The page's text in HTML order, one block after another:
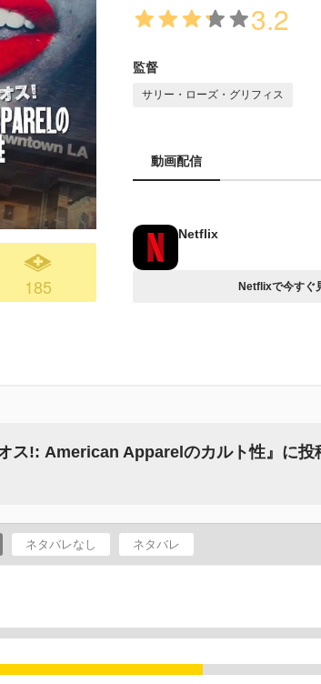
185
3.2
監督
サリー・ローズ・グリフィス
動画配信
Netflix
Netflixで今すぐ
オス!: American Apparelのカルト性』に投
ネタバレなし ネタバレ